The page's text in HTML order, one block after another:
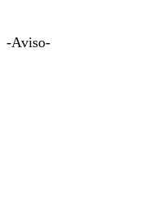
-Aviso-